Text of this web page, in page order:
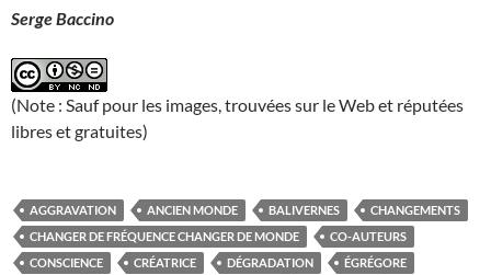
Serge Baccino
(Note : Sauf pour les images, trouvées sur le Web et réputées
libres et gratuites)
AGGRAVATION ANCIEN MONDE BALIVERNES
CHANGEMENTS
CHANGER DE FRÉQUENCE CHANGER DE MONDE
CO-AUTEURS
CONSCIENCE
CRÉATRICE DÉGRADATION
ÉGRÉGORE